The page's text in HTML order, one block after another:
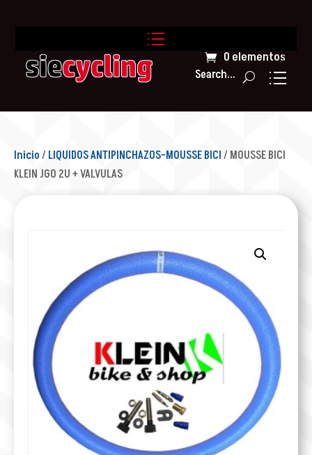
0 elementos
Search...
Inicio/ LIQUIDOS ANTIPINCHAZOS-MOUSSE BICI/ MOUSSE BICI
KLEIN JGO 2U + VALVULAS